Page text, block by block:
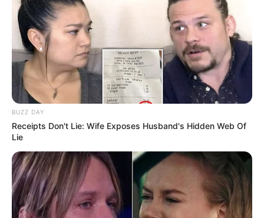
BUZZ DAY
Receipts Don't Lie: Wife Exposes Husband's Hidden Web Of
Lie